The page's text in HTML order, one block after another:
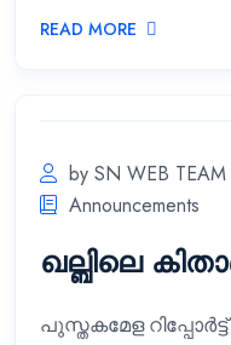
READ MORE
by SN WEB TEAM
Announcements
ഖല്ബിലെ
പുസ്തകമേള